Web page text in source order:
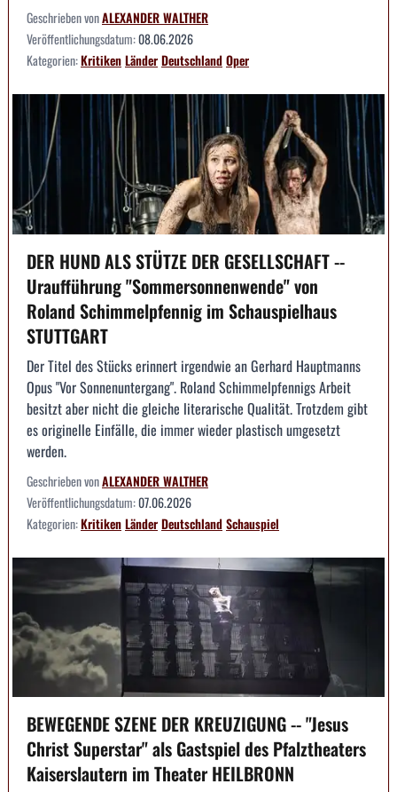
Geschrieben vonALEXANDER WALTHER
Veröffentlichungsdatum:08.06.2026
Kategorien:KritikenLänderDeutschlandOper
DER HUND ALS STÜTZE DER GESELLSCHAFT --
Uraufführung "Sommersonnenwende" von
Roland Schimmelpfennig im Schauspielhaus
STUTTGART
Der Titel des Stücks erinnert irgendwie an Gerhard Hauptmanns
Opus "Vor Sonnenuntergang". Roland Schimmelpfennigs Arbeit
besitzt aber nicht die gleiche literarische Qualität. Trotzdem gibt
es originelle Einfälle, die immer wieder plastisch umgesetzt
werden.
Geschrieben vonALEXANDER WALTHER
Veröffentlichungsdatum:07.06.2026
Kategorien:KritikenLänderDeutschlandSchauspiel
BEWEGENDE SZENE DER KREUZIGUNG -- "Jesus
Christ Superstar" als Gastspiel des Pfalztheaters
Kaiserslautern im Theater HEILBRONN